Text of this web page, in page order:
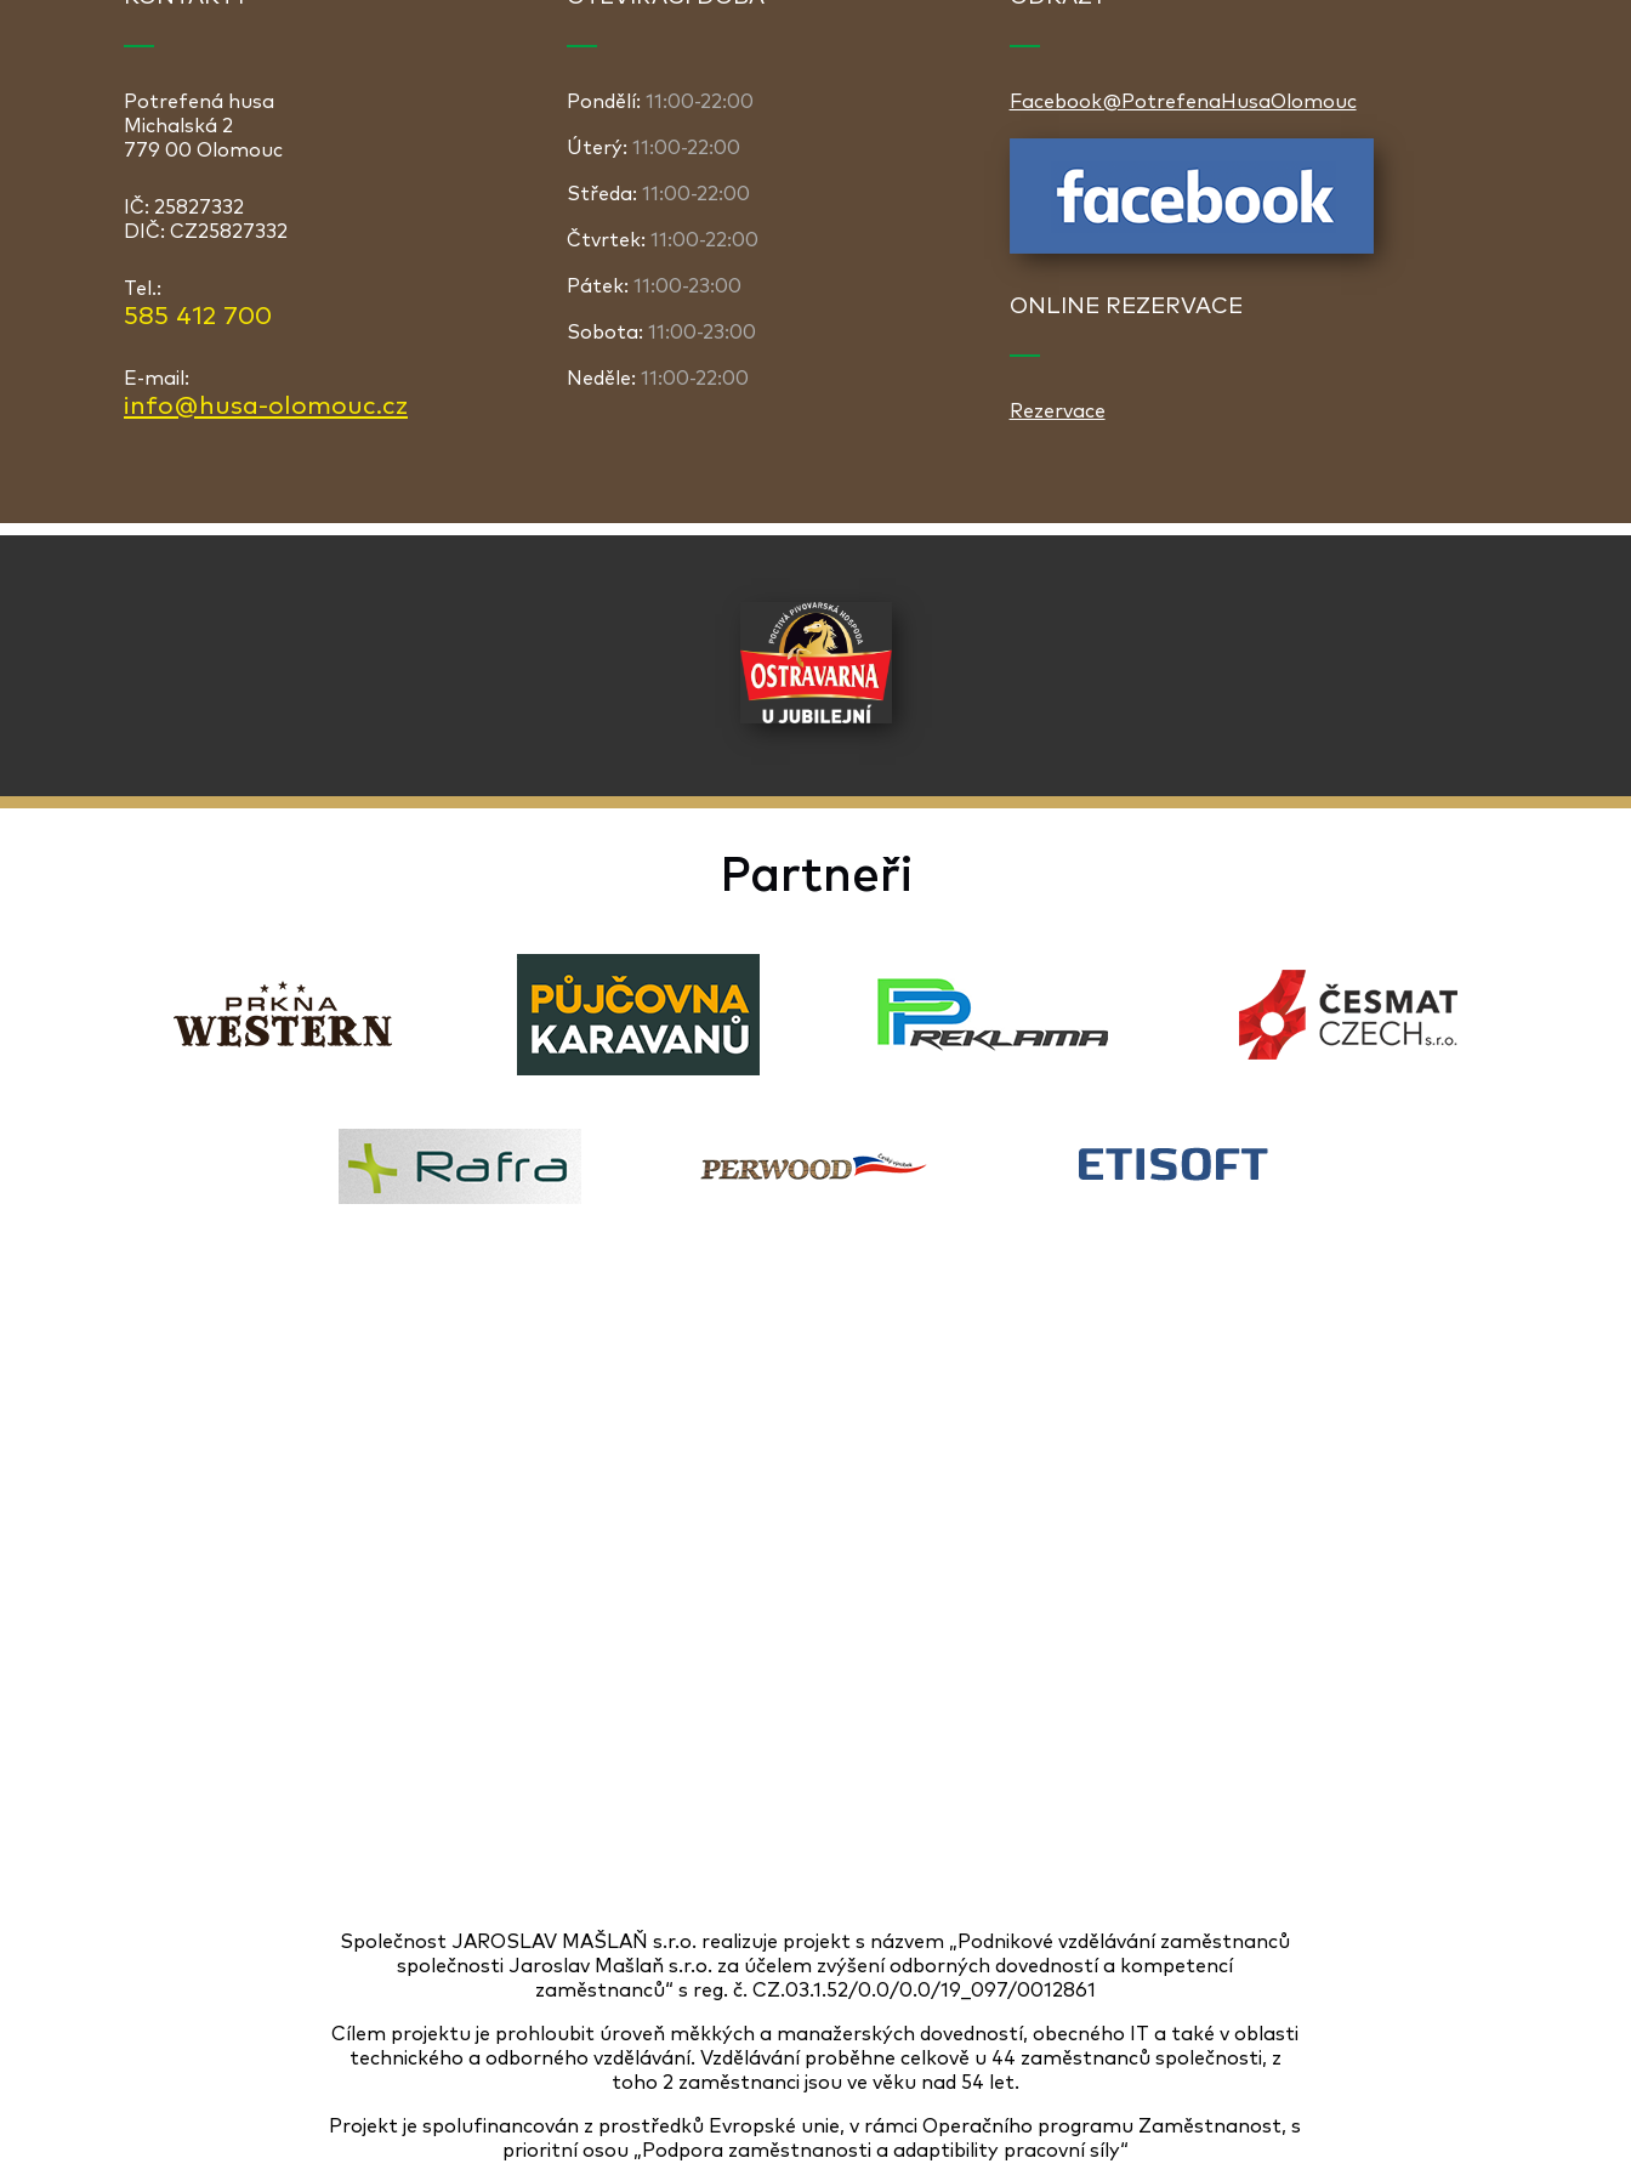
Potrefená husa
Michalská 2
779 00 Olomouc
IČ: 25827332
DIČ: CZ25827332
Tel.:
585 412 700
E-mail:
info@husa-olomouc.cz
Pondělí: 11:00-22:00
Úterý: 11:00-22:00
Středa: 11:00-22:00
Čtvrtek: 11:00-22:00
Pátek: 11:00-23:00
Sobota: 11:00-23:00
Neděle: 11:00-22:00
Facebook@PotrefenaHusaOlomouc
ONLINE REZERVACE
Rezervace
Partneři
Společnost JAROSLAV MAŠLAŇ s.r.o. realizuje projekt s názvem „Podnikové vzdělávání zaměstnanců
společnosti Jaroslav Mašlaň s.r.o. za účelem zvýšení odborných dovedností a kompetencí
zaměstnanců“ s reg. č. CZ.03.1.52/0.0/0.0/19_097/0012861
Cílem projektu je prohloubit úroveň měkkých a manažerských dovedností, obecného IT a také v oblasti
technického a odborného vzdělávání. Vzdělávání proběhne celkově u 44 zaměstnanců společnosti, z
toho 2 zaměstnanci jsou ve věku nad 54 let.
Projekt je spolufinancován z prostředků Evropské unie, v rámci Operačního programu Zaměstnanost, s
prioritní osou „Podpora zaměstnanosti a adaptibility pracovní síly“